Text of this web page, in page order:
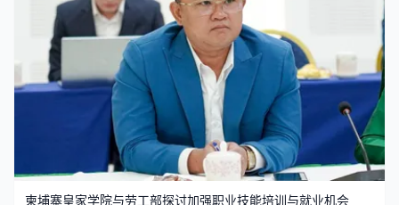
柬埔寨皇家学院与劳工部探讨加强职业技能培训与就业机会